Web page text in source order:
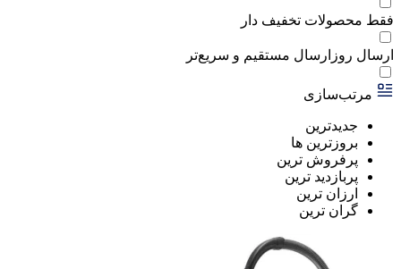
فقط محصولات تخفیف دار
ارسال روز ارسال مستقیم و سریع‌تر
مرتب‌سازی
جدیدترین
بروزترین ها
پرفروش ترین
پربازدید ترین
ارزان ترین
گران ترین